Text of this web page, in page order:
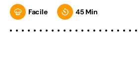
Facile 45 Min